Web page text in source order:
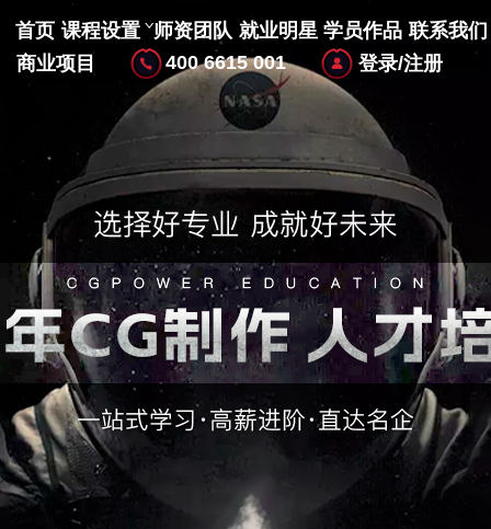
首页 课程设置 师资团队 就业明星 学员作品 联系我们
商业项目
400 6615 001 登录/注册